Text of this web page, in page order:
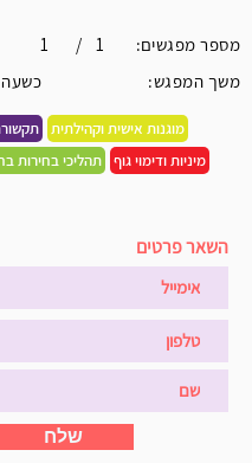
1 / 1
:מספר מפגשים
כשעה
:משך המפגש
מוגנות אישית וקהילתית
תהליכי בחירות מיניות ודימוי גוף
השאר פרטים
שלח